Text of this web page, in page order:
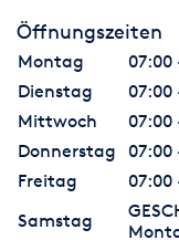
Öffnungszeiten
Montag
07:00
Dienstag
07:00
Mittwoch
07:00
Donnerstag
07:00
Freitag
07:00
Samstag